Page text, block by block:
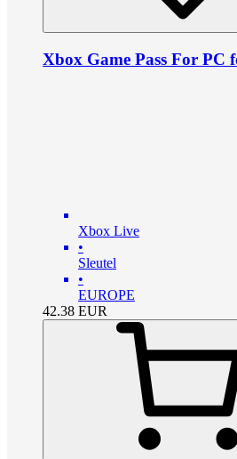
Xbox Game Pass For PC
Xbox Live
•
Sleutel
•
EUROPE
42.38 EUR